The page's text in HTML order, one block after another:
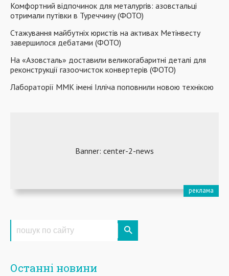
Комфортний відпочинок для металургів: азовстальці
отримали путівки в Туреччину (ФОТО)
Стажування майбутніх юристів на активах Метінвесту
завершилося дебатами (ФОТО)
На «Азовсталь» доставили великогабаритні деталі для
реконструкції газоочисток конвертерів (ФОТО)
Лабораторії ММК імені Ілліча поповнили новою технікою
Останні новини